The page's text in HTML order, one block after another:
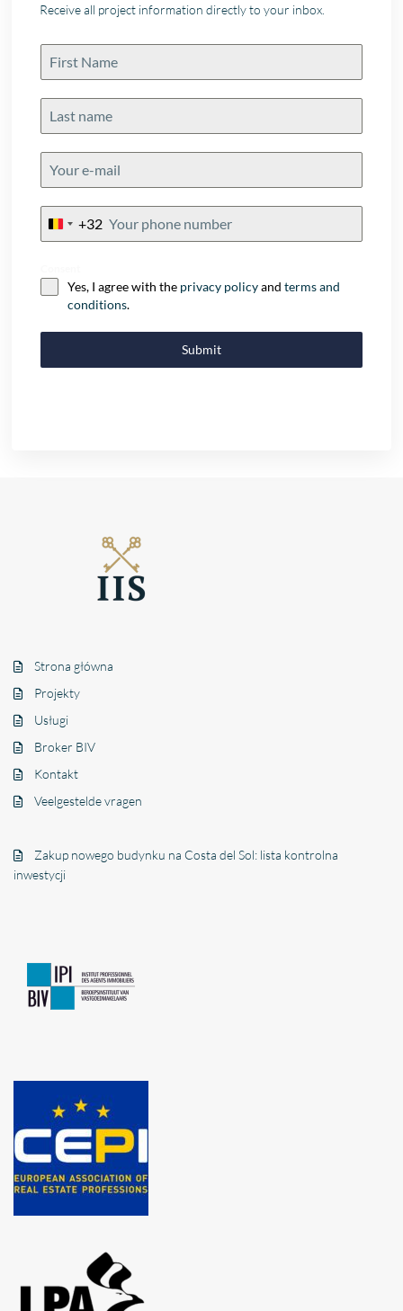
Receive all project information directly to your inbox.
Belgium
+32
Yes, I agree with the privacy policyandterms and
conditions.
Submit
Strona główna
Projekty
Usługi
Broker BIV
Kontakt
Veelgestelde vragen
Zakup nowego budynku na Costa del Sol: lista kontrolna
inwestycji